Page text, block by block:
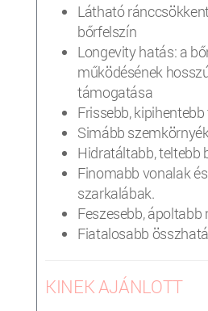
Látható
bőrfelszín
Longevity hatás: a
működésének
támogatása
Frissebb,
Simább
Hidratáltabb, teltebb
Finomabb vonalak
szarkalábak.
Feszesebb, ápoltabb
Fiatalosabb
KINEK AJÁNLOTT